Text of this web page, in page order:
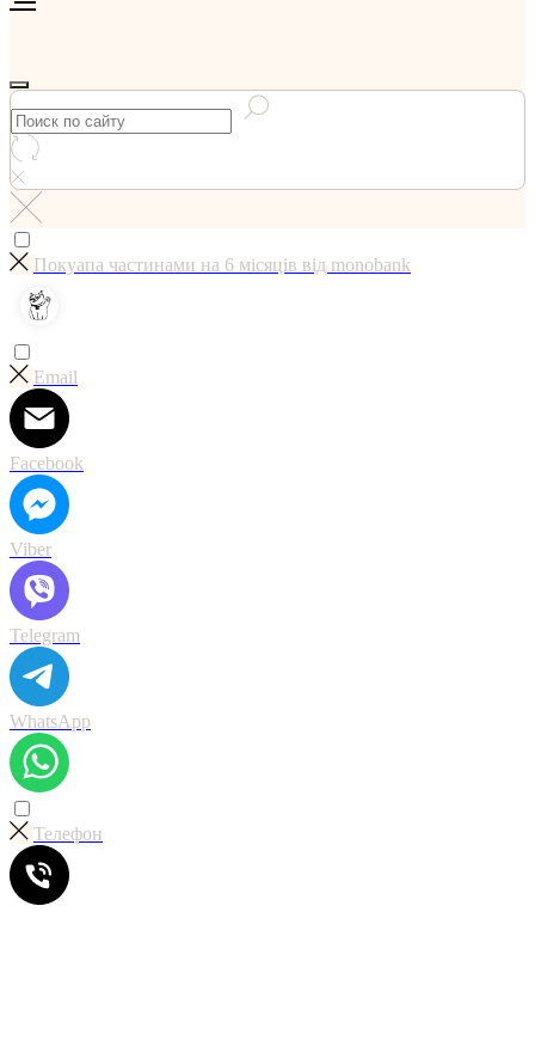
Покуапа частинами на 6 мicяцiв вiд monobank
Email
Facebook
Viber
Telegram
WhatsApp
Телефон